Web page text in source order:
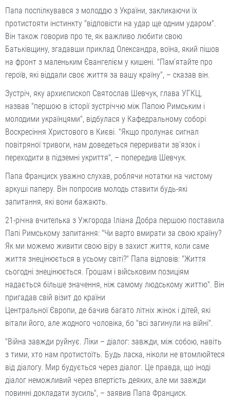
Папа поспілкувався з молоддю з України, закликаючи їх
протистояти інстинкту "відповісти на удар ще одним ударом".
Він також говорив про те, як важливо любити свою
Батьківщину, згадавши приклад Олександра, воїна, який пішов
на фронт з маленьким Євангелієм у кишені. "Пам'ятайте про
героїв, які віддали своє життя за вашу країну", – сказав він.
Зустріч, яку архиєпископ Святослав Шевчук, глава УГКЦ,
назвав "першою в історії зустріччю між Папою Римським і
молодими українцями", відбулася у Кафедральному соборі
Воскресіння Христового в Києві. "Якщо пролунає сигнал
повітряної тривоги, нам доведеться переривати зв'язок і
переходити в підземні укриття", – попередив Шевчук.
Папа Франциск уважно слухав, роблячи нотатки на чистому
аркуші паперу. Він попросив молодь ставити будь-які
запитання, які вони бажають.
21-річна вчителька з Ужгорода Іліана Добра першою поставила
Папі Римському запитання: "Чи варто вмирати за свою країну?
Як ми можемо живити свою віру в захист життя, коли саме
життя знецінюється в усьому світі?" Папа відповів: "Життя
сьогодні знецінюється. Грошам і військовим позиціям
надається більше значення, ніж самому людському життю". Він
пригадав свій візит до країни
Центральної Європи, де бачив багато літніх жінок і дітей, які
вітали його, але жодного чоловіка, бо "всі загинули на війні".
"Війна завжди руйнує. Ліки – діалог: завжди, між собою, навіть
з тими, хто нам протистоїть. Будь ласка, ніколи не втомлюйтеся
від діалогу. Мир будується через діалог. Це правда, що іноді
діалог неможливий через впертість деяких, але ми завжди
повинні докладати зусиль", – заявив Папа Франциск.